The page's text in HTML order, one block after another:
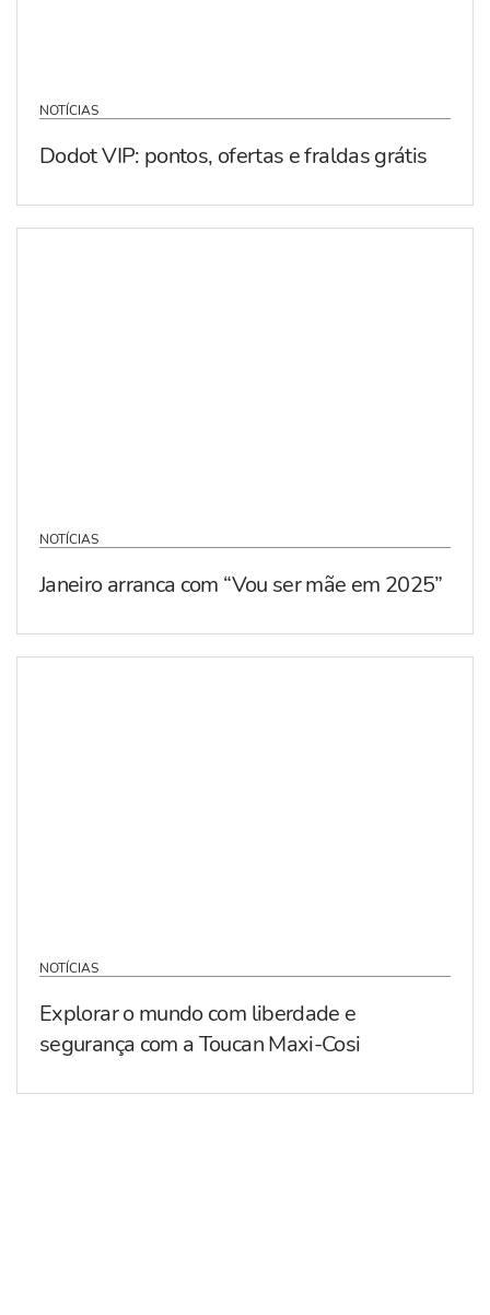
NOTÍCIAS
Dodot VIP: pontos, ofertas e fraldas grátis
NOTÍCIAS
Janeiro arranca com “Vou ser mãe em 2025”
NOTÍCIAS
Explorar o mundo com liberdade e
segurança com a Toucan Maxi-Cosi